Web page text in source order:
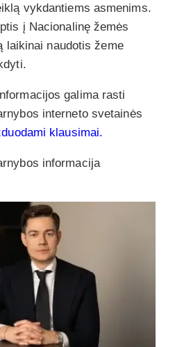
vykdantiems asmenims.
į Nacionalinę žemės
laikinai naudotis žeme
galima rasti
interneto svetainės
klausimai.
informacija